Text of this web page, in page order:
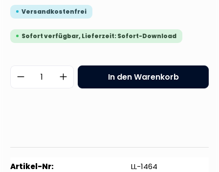
Versandkostenfrei
Sofort verfügbar, Lieferzeit: Sofort-Download
Produkt Anzahl: Gib den
In den Warenkorb
Artikel-Nr: LL-1464